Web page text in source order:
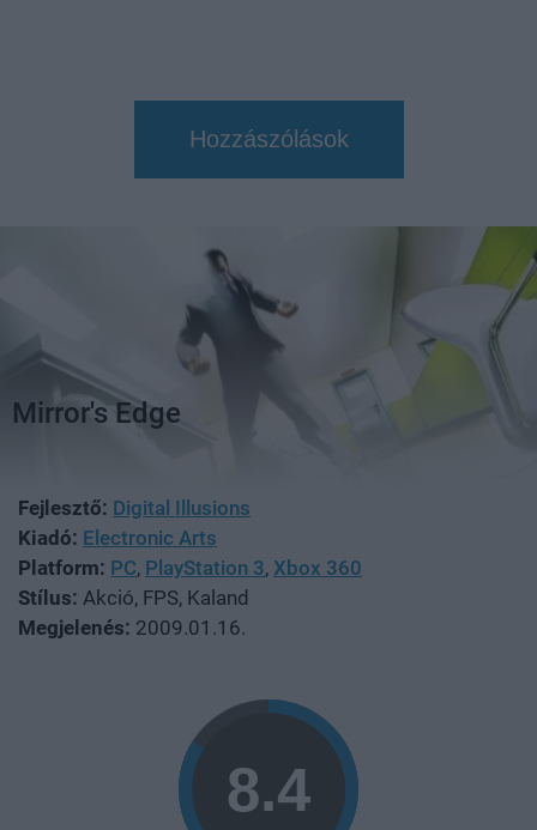
Hozzászólások
Mirror's Edge
Fejlesztő: Digital Illusions
Kiadó: Electronic Arts
Platform: PC, PlayStation 3, Xbox 360
Stílus: Akció, FPS, Kaland
Megjelenés: 2009.01.16.